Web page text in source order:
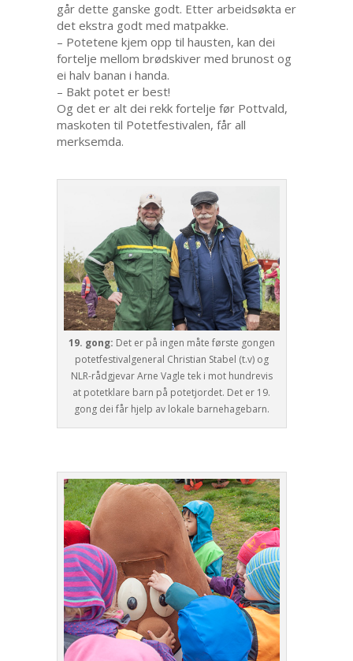
går dette ganske godt. Etter arbeidsøkta er
det ekstra godt med matpakke.
– Potetene kjem opp til hausten, kan dei
fortelje mellom brødskiver med brunost og
ei halv banan i handa.
– Bakt potet er best!
Og det er alt dei rekk fortelje før Pottvald,
maskoten til Potetfestivalen, får all
merksemda.
19. gong: Det er på ingen måte første gongen
potetfestivalgeneral Christian Stabel (t.v) og
NLR-rådgjevar Arne Vagle tek i mot hundrevis
at potetklare barn på potetjordet. Det er 19.
gong dei får hjelp av lokale barnehagebarn.